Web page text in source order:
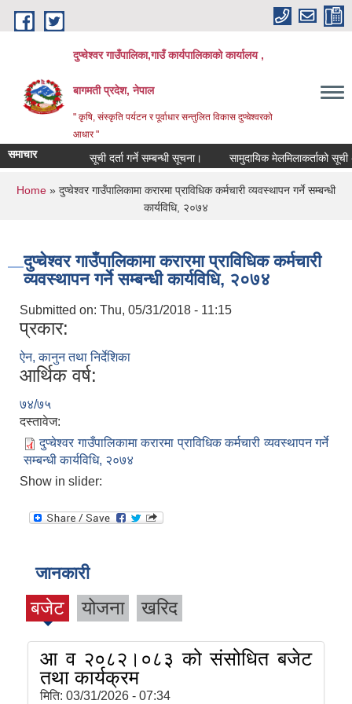
Skip to main content
दुप्चेश्वर गाउँपालिका,गाउँ कार्यपालिकाको कार्यालय ,
बागमती प्रदेश, नेपाल
" कृषि, संस्कृति पर्यटन र पूर्वाधार सन्तुलित विकास दुप्चेश्वरको
आधार "
समाचार सूची दर्ता गर्ने सम्बन्धी सूचना। सामुदायिक मेलमिलाकर्ताको सूची
You are here
Home » दुप्चेश्वर गाउँपालिकामा करारमा प्राविधिक कर्मचारी व्यवस्थापन गर्ने सम्बन्धी
कार्यविधि, २०७४
दुप्चेश्वर गाउँपालिकामा करारमा प्राविधिक कर्मचारी
व्यवस्थापन गर्ने सम्बन्धी कार्यविधि, २०७४
Submitted on: Thu, 05/31/2018 - 11:15
प्रकार:
ऐन, कानुन तथा निर्देशिका
आर्थिक वर्ष:
७४/७५
दस्तावेज:
दुप्चेश्वर गाउँपालिकामा करारमा प्राविधिक कर्मचारी व्यवस्थापन गर्ने
सम्बन्धी कार्यविधि, २०७४
Show in slider:
जानकारी
बजेट योजना खरिद
आ व २०८२।०८३ को संसोधित बजेट
तथा कार्यक्रम
मिति: 03/31/2026 - 07:34